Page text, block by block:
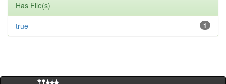
Has File(s)
1
true